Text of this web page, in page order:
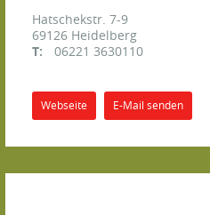
Hatschekstr. 7-9
69126 Heidelberg
T:
06221 3630110
Webseite E-Mail senden